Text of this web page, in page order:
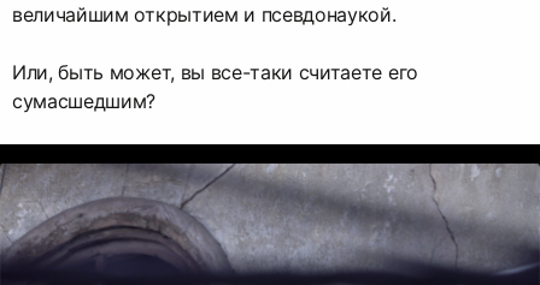
величайшим открытием и псевдонаукой.
Или, быть может, вы все-таки считаете его
сумасшедшим?